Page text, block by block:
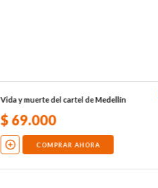
Vida y muerte del cartel de Medellín
$69.000
COMPRAR AHORA